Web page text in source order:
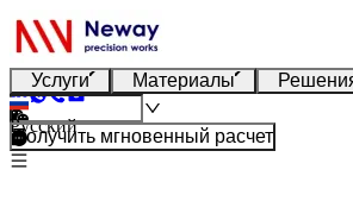
Услуги Материалы
Русский
Получить мгновенный расчет